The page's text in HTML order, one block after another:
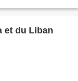
et du Liban